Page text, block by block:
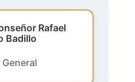
Rafael
Badillo